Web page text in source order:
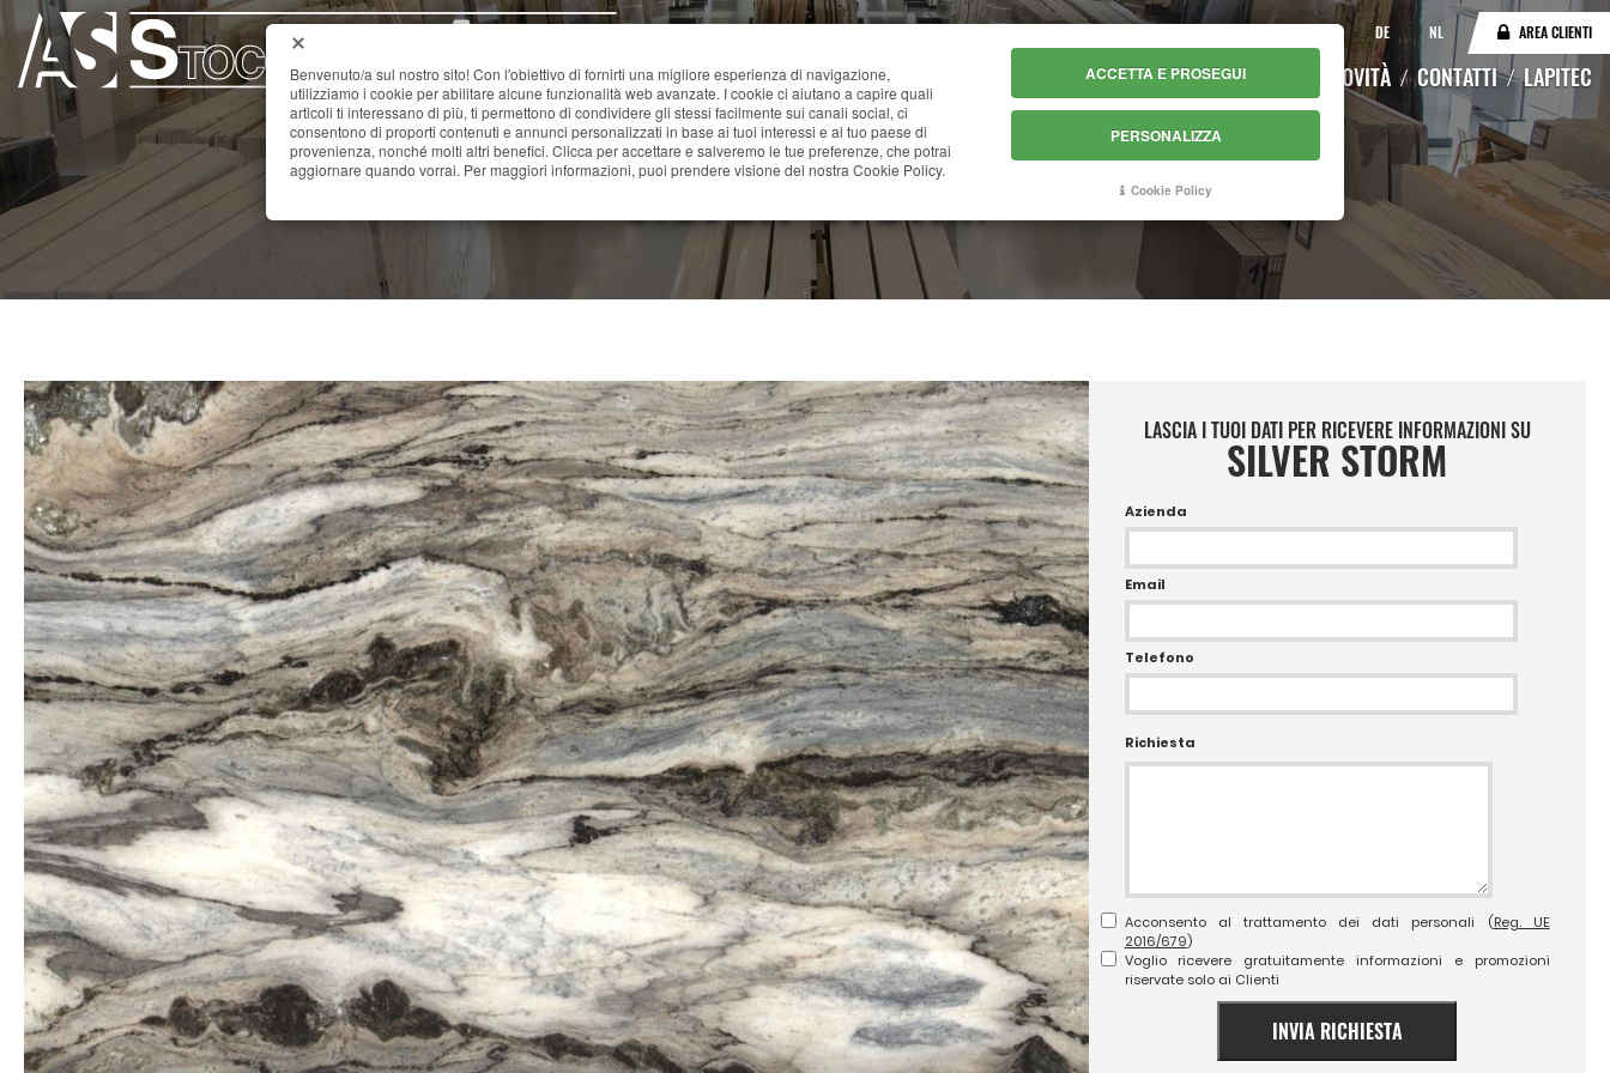
EN DE NL AREA CLIENTI
HOME CATALOGO MAGAZZINO ONLINE NOVITÀ CONTATTI LAPITEC
SILVER STORM
LASCIA I TUOI DATI PER RICEVERE INFORMAZIONI SU
SILVER STORM
Azienda
Email
Telefono
Richiesta
Acconsento al trattamento dei dati personali (Reg. UE
2016/679)
Voglio ricevere gratuitamente informazioni e promozioni
riservate solo ai Clienti
INVIA RICHIESTA
Benvenuto/a sul nostro sito! Con l'obiettivo di fornirti una migliore esperienza di navigazione,
utilizziamo i cookie per abilitare alcune funzionalità web avanzate. I cookie ci aiutano a capire quali
articoli ti interessano di più, ti permettono di condividere gli stessi facilmente sui canali social, ci
consentono di proporti contenuti e annunci personalizzati in base ai tuoi interessi e al tuo paese di
provenienza, nonché molti altri benefici. Clicca per accettare e salveremo le tue preferenze, che potrai
aggiornare quando vorrai. Per maggiori informazioni, puoi prendere visione del nostra Cookie Policy.
ACCETTA E PROSEGUI
PERSONALIZZA
Cookie Policy